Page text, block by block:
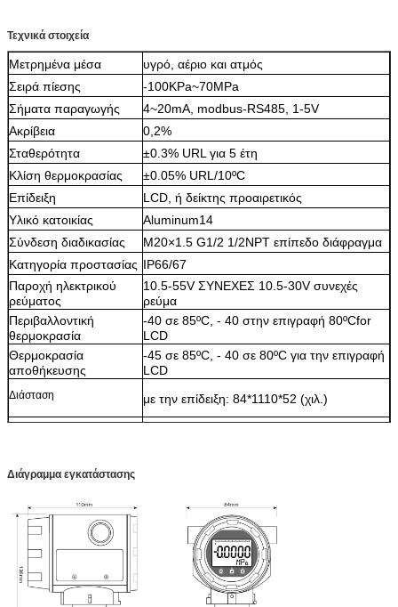
Τεχνικά στοιχεία
Μετρημένα μέσα
υγρό, αέριο και ατμός
Σειρά πίεσης
-100KPa~70MPa
Σήματα παραγωγής
4~20mA, modbus-RS485, 1-5V
Ακρίβεια
0,2%
Σταθερότητα
±0.3% URL για 5 έτη
Κλίση θερμοκρασίας
±0.05% URL/10ºC
Επίδειξη
LCD, ή δείκτης προαιρετικός
Υλικό κατοικίας
Aluminum14
Σύνδεση διαδικασίας
M20×1.5 G1/2 1/2NPT επίπεδο διάφραγμα
Κατηγορία προστασίας IP66/67
Παροχή ηλεκτρικού
ρεύματος
10.5-55V ΣΥΝΕΧΕΣ 10.5-30V συνεχές
ρεύμα
Περιβαλλοντική
θερμοκρασία
-40 σε 85ºC, - 40 στην επιγραφή 80ºCfor
LCD
Θερμοκρασία
αποθήκευσης
-45 σε 85ºC, - 40 σε 80ºC για την επιγραφή
LCD
Διάσταση με την επίδειξη: 84*1110*52 (χιλ.)
Διάγραμμα εγκατάστασης